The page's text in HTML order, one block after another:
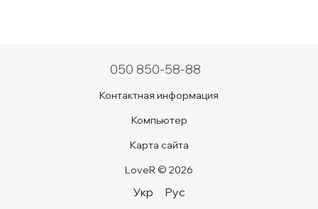
050 850-58-88
Контактная информация
Компьютер
Карта сайта
LoveR © 2026
Укр Рус